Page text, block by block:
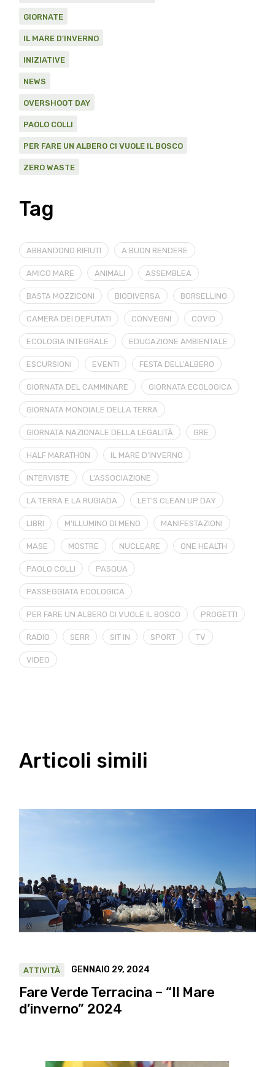
GIORNATE
IL MARE D'INVERNO
INIZIATIVE
NEWS
OVERSHOOT DAY
PAOLO COLLI
PER FARE UN ALBERO CI VUOLE IL BOSCO
ZERO WASTE
Tag
ABBANDONO RIFIUTI A BUON RENDERE
AMICO MARE ANIMALI ASSEMBLEA
BASTA MOZZICONI BIODIVERSA BORSELLINO
CAMERA DEI DEPUTATI CONVEGNI COVID
ECOLOGIA INTEGRALE EDUCAZIONE AMBIENTALE
ESCURSIONI EVENTI FESTA DELL'ALBERO
GIORNATA DEL CAMMINARE GIORNATA ECOLOGICA
GIORNATA MONDIALE DELLA TERRA
GIORNATA NAZIONALE DELLA LEGALITÀ GRE
HALF MARATHON IL MARE D'INVERNO
INTERVISTE L'ASSOCIAZIONE
LA TERRA E LA RUGIADA LET'S CLEAN UP DAY
LIBRI M'ILLUMINO DI MENO MANIFESTAZIONI
MASE MOSTRE NUCLEARE ONE HEALTH
PAOLO COLLI PASQUA
PASSEGGIATA ECOLOGICA
PER FARE UN ALBERO CI VUOLE IL BOSCO PROGETTI
RADIO SERR SIT IN SPORT TV
VIDEO
Articoli simili
ATTIVITÀ GENNAIO 29, 2024
Fare Verde Terracina – “Il Mare
d’inverno” 2024